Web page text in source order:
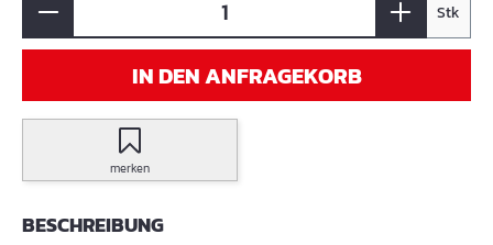
Stk
IN DEN ANFRAGEKORB
merken
BESCHREIBUNG